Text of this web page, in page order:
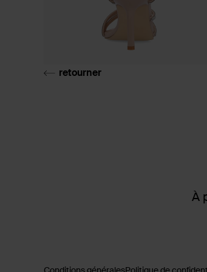
retourner
À